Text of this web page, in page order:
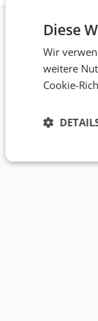
Diese
Wir
weitere
Cookie-